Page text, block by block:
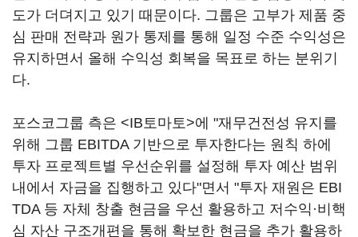
도가 더뎌지고 있기 때문이다. 그룹은 고부가 제품 중
심 판매 전략과 원가 통제를 통해 일정 수준 수익성은
유지하면서 올해 수익성 회복을 목표로 하는 분위기
다.
포스코그룹 측은 <IB토마토>에 "재무건전성 유지를
위해 그룹 EBITDA 기반으로 투자한다는 원칙 하에
투자 프로젝트별 우선순위를 설정해 투자 예산 범위
내에서 자금을 집행하고 있다"면서 "투자 재원은 EBI
TDA 등 자체 창출 현금을 우선 활용하고 저수익·비핵
심 자산 구조개편을 통해 확보한 현금을 추가 활용하